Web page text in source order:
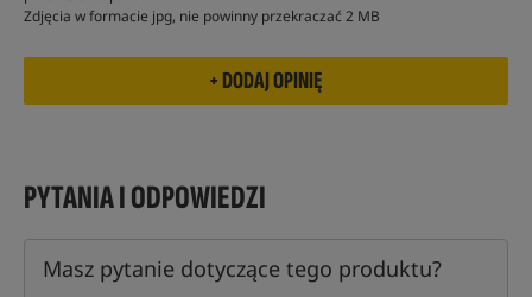
Zdjęcia w formacie jpg, nie powinny przekraczać 2 MB
PYTANIA I ODPOWIEDZI
Masz pytanie dotyczące tego produktu?